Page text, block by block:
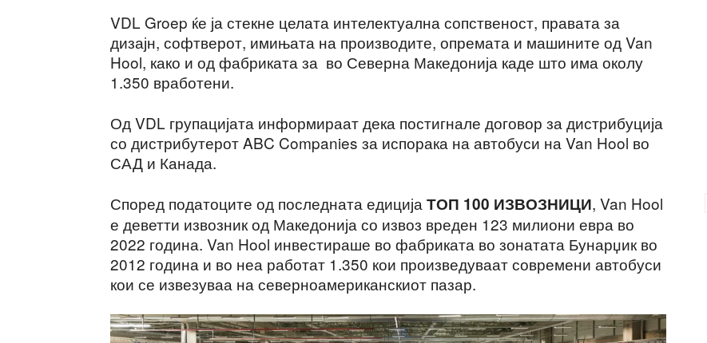
VDL Groep ќе ја стекне целата интелектуална сопственост, правата за
дизајн, софтверот, имињата на производите, опремата и машините од Van
Hool, како и од фабриката за во Северна Македонија каде што има околу
1.350 вработени.
Од VDL групацијата информираат дека постигнале договор за дистрибуција
со дистрибутерот ABC Companies за испорака на автобуси на Van Hool во
САД и Канада.
Според податоците од последната едиција ТОП 100 ИЗВОЗНИЦИ, Van Hool
е деветти извозник од Македонија со извоз вреден 123 милиони евра во
2022 година. Van Hool инвестираше во фабриката во зонатата Бунарџик во
2012 година и во неа работат 1.350 кои произведуваат современи автобуси
кои се извезуваа на северноамериканскиот пазар.